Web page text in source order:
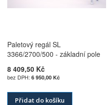
Paletový regál SL
3366/2700/500 - základní pole
8 409,50 Kč
6 950,00 Kč
Přidat do košíku